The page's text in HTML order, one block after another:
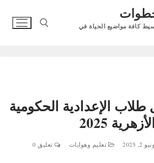
كافة مواضيع الحياة في
الإعدادية الحكومية
2025
2, 2025 تعليم وهوايات تعليق 0